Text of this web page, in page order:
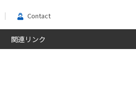
Contact
関連リンク